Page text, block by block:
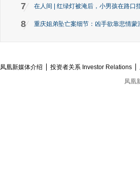
7 在人间 | 红绿灯被淹后，小男孩在路口
8 重庆姐弟坠亡案细节：凶手欲靠悲情蒙
凤凰新媒体介绍 投资者关系 Investor Relations
凤凰